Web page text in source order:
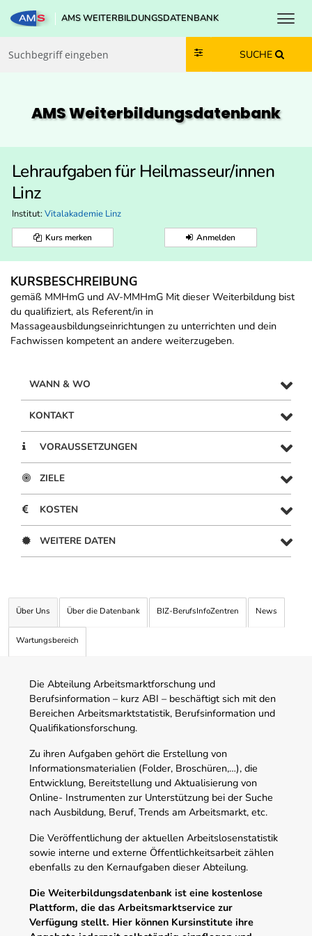
Zum Inhalt springen
Zum Navmenü springen
Zur Suche springen
Zur Footer springen
AMS WEITERBILDUNGSDATENBANK
SUCHE
AMS Weiterbildungs­datenbank
Lehraufgaben für Heilmasseur/innen
Linz
Institut: Vitalakademie Linz
Kurs merken Anmelden
KURSBESCHREIBUNG
gemäß MMHmG und AV-MMHmG Mit dieser Weiterbildung bist
du qualifiziert, als Referent/in in
Massageausbildungseinrichtungen zu unterrichten und dein
Fachwissen kompetent an andere weiterzugeben.
WANN & WO
KONTAKT
VORAUSSETZUNGEN
ZIELE
KOSTEN
WEITERE DATEN
Über Uns Über die Datenbank BIZ-BerufsInfoZentren News
Wartungsbereich
Die Abteilung Arbeitsmarktforschung und
Berufsinformation – kurz ABI – beschäftigt sich mit den
Bereichen Arbeitsmarktstatistik, Berufsinformation und
Qualifikationsforschung.
Zu ihren Aufgaben gehört die Erstellung von
Informationsmaterialien (Folder, Broschüren,…), die
Entwicklung, Bereitstellung und Aktualisierung von
Online- Instrumenten zur Unterstützung bei der Suche
nach Ausbildung, Beruf, Trends am Arbeitsmarkt, etc.
Die Veröffentlichung der aktuellen Arbeitslosenstatistik
sowie interne und externe Öffentlichkeitsarbeit zählen
ebenfalls zu den Kernaufgaben dieser Abteilung.
Die Weiterbildungsdatenbank ist eine kostenlose
Plattform, die das Arbeitsmarktservice zur
Verfügung stellt. Hier können Kursinstitute ihre